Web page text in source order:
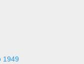
1949